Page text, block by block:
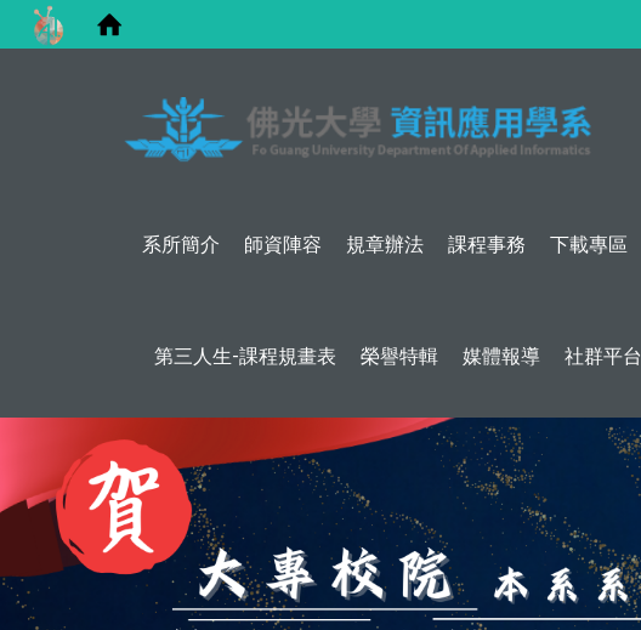
:::
系所簡介 師資陣容 規章辦法 課程事務 下載專區
第三人生-課程規畫表 榮譽特輯 媒體報導 社群平台